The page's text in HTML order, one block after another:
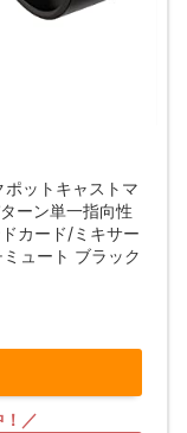
ットキャストマ
ーン単一指向性
カード/ミキサー
ュート ブラック